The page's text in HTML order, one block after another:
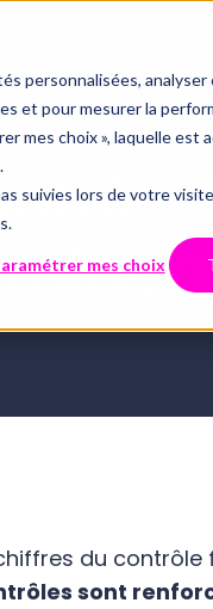
personnalisées,
et pour mesurer la
mes choix », laquelle est
suivies lors de votre
mes choix
du contrôle
sont